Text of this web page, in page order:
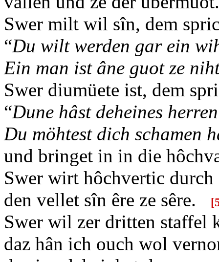
Swer milt wil sîn, dem
“Du wilt werden gar ein
Ein man ist âne guot ze
Swer diumüete ist, dem
“Dune hâst deheines
Du möhtest dich schamen
und bringet in in die
Swer wirt hôchvertic durch
den vellet sîn êre ze sêre.
[
Swer wil zer dritten staffel
daz hân ich ouch wol